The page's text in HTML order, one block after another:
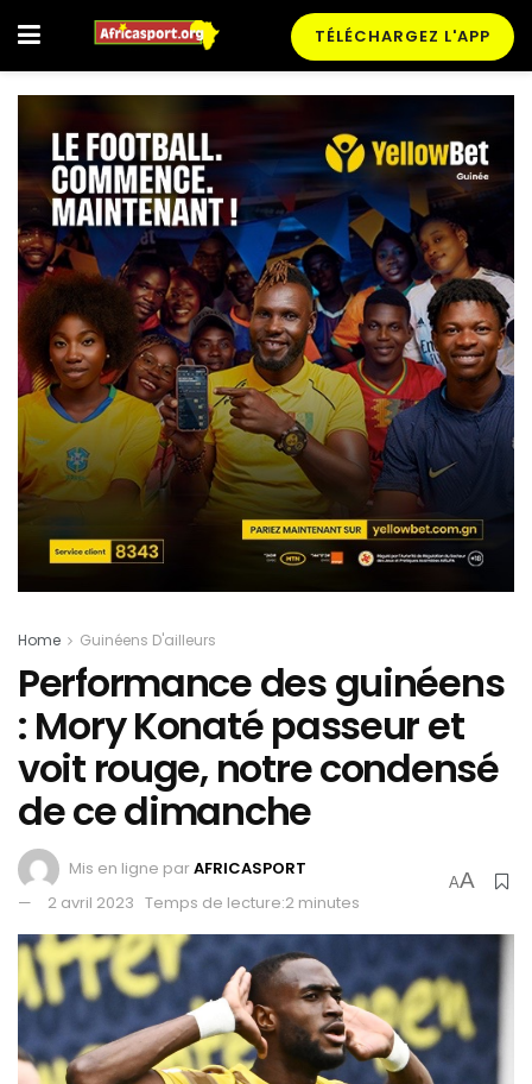
TÉLÉCHARGEZ L'APP
Home Guinéens D'ailleurs
Performance des guinéens
: Mory Konaté passeur et
voit rouge, notre condensé
de ce dimanche
Mis en ligne parAFRICASPORT
2 avril 2023 Temps de lecture:2 minutes
AA